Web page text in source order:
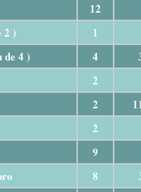
12
2 ) 1
de 4 ) 4
2
2
2
9
8